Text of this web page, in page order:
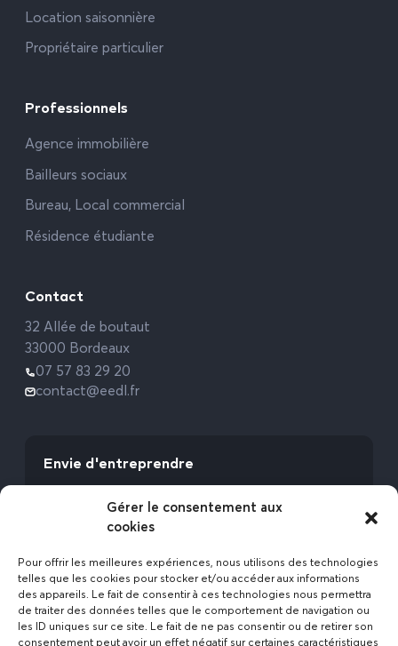
Gérer le consentement aux
cookies
Pour offrir les meilleures expériences, nous utilisons des technologies
telles que les cookies pour stocker et/ou accéder aux informations
des appareils. Le fait de consentir à ces technologies nous permettra
de traiter des données telles que le comportement de navigation ou
les ID uniques sur ce site. Le fait de ne pas consentir ou de retirer son
consentement peut avoir un effet négatif sur certaines caractéristiques
Location saisonnière
Propriétaire particulier
Professionnels
Agence immobilière
Bailleurs sociaux
Bureau, Local commercial
Résidence étudiante
Contact
32 Allée de boutaut
33000 Bordeaux
07 57 83 29 20
contact@eedl.fr
Envie d'entreprendre
avec l’Expert Etat des Lieux !
Rejoignez-nous